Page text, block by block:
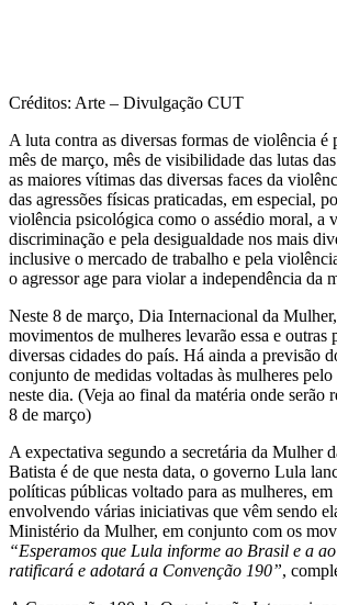
Créditos: Arte – Divulgação CUT
A luta contra as diversas formas de violência é
mês de março, mês de visibilidade das lutas
as maiores vítimas das diversas faces da
das agressões físicas praticadas, em especial,
violência psicológica como o assédio moral, a
discriminação e pela desigualdade nos mais
inclusive o mercado de trabalho e pela
o agressor age para violar a independência da
Neste 8 de março, Dia Internacional da
movimentos de mulheres levarão essa e outras
diversas cidades do país. Há ainda a previsão
conjunto de medidas voltadas às mulheres
neste dia. (Veja ao final da matéria onde serão
8 de março)
A expectativa segundo a secretária da Mulher
Batista é de que nesta data, o governo Lula
políticas públicas voltado para as mulheres, em
envolvendo várias iniciativas que vêm sendo
Ministério da Mulher, em conjunto com os
“Esperamos que Lula informe ao Brasil e a
ratificará e adotará a Convenção 190”,